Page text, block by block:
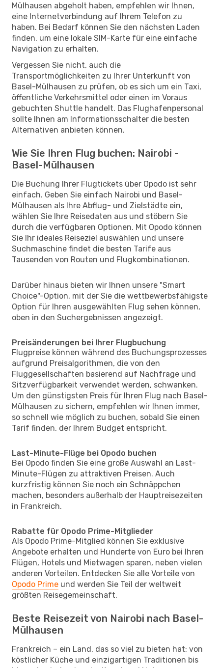
Mülhausen abgeholt haben, empfehlen wir Ihnen,
eine Internetverbindung auf Ihrem Telefon zu
haben. Bei Bedarf können Sie den nächsten Laden
finden, um eine lokale SIM-Karte für eine einfache
Navigation zu erhalten.
Vergessen Sie nicht, auch die
Transportmöglichkeiten zu Ihrer Unterkunft von
Basel-Mülhausen zu prüfen, ob es sich um ein Taxi,
öffentliche Verkehrsmittel oder einen im Voraus
gebuchten Shuttle handelt. Das Flughafenpersonal
sollte Ihnen am Informationsschalter die besten
Alternativen anbieten können.
Wie Sie Ihren Flug buchen: Nairobi -
Basel-Mülhausen
Die Buchung Ihrer Flugtickets über Opodo ist sehr
einfach. Geben Sie einfach Nairobi und Basel-
Mülhausen als Ihre Abflug- und Zielstädte ein,
wählen Sie Ihre Reisedaten aus und stöbern Sie
durch die verfügbaren Optionen. Mit Opodo können
Sie Ihr ideales Reiseziel auswählen und unsere
Suchmaschine findet die besten Tarife aus
Tausenden von Routen und Flugkombinationen.
Darüber hinaus bieten wir Ihnen unsere "Smart
Choice"-Option, mit der Sie die wettbewerbsfähigste
Option für Ihren ausgewählten Flug sehen können,
oben in den Suchergebnissen angezeigt.
Preisänderungen bei Ihrer Flugbuchung
Flugpreise können während des Buchungsprozesses
aufgrund Preisalgorithmen, die von den
Fluggesellschaften basierend auf Nachfrage und
Sitzverfügbarkeit verwendet werden, schwanken.
Um den günstigsten Preis für Ihren Flug nach Basel-
Mülhausen zu sichern, empfehlen wir Ihnen immer,
so schnell wie möglich zu buchen, sobald Sie einen
Tarif finden, der Ihrem Budget entspricht.
Last-Minute-Flüge bei Opodo buchen
Bei Opodo finden Sie eine große Auswahl an Last-
Minute-Flügen zu attraktiven Preisen. Auch
kurzfristig können Sie noch ein Schnäppchen
machen, besonders außerhalb der Hauptreisezeiten
in Frankreich.
Rabatte für Opodo Prime-Mitglieder
Als Opodo Prime-Mitglied können Sie exklusive
Angebote erhalten und Hunderte von Euro bei Ihren
Flügen, Hotels und Mietwagen sparen, neben vielen
anderen Vorteilen. Entdecken Sie alle Vorteile von
Opodo Prime und werden Sie Teil der weltweit
größten Reisegemeinschaft.
Beste Reisezeit von Nairobi nach Basel-
Mülhausen
Frankreich – ein Land, das so viel zu bieten hat: von
köstlicher Küche und einzigartigen Traditionen bis